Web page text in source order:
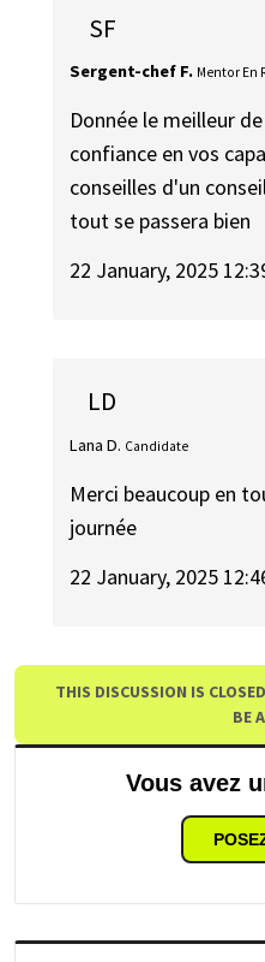
SF
Sergent-chef F. Mentor En
Donnée le meilleur
confiance en vos
conseilles d'un
tout se passera bien
22 January, 2025
LD
Lana D. Candidate
Merci beaucoup en
journée
22 January, 2025
THIS DISCUSSION IS
BE
Vous avez